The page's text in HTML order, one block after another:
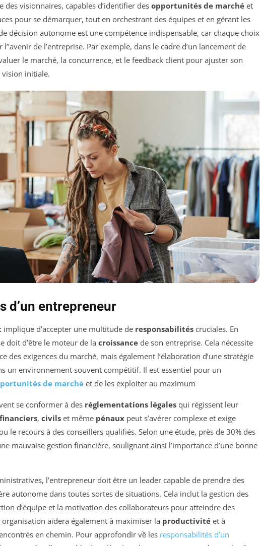
des visionnaires, capables d’identifier des opportunités de marché et
pour se démarquer, tout en orchestrant des équipes et en gérant les
décision autonome est une compétence indispensable, car chaque choix
de l’entreprise. Par exemple, dans le cadre d’un lancement de
le marché, la concurrence, et le feedback client pour ajuster son
initiale.
d’un entrepreneur
implique d’accepter une multitude de responsabilités cruciales. En
doit d’être le moteur de la croissance de son entreprise. Cela nécessite
des exigences du marché, mais également l’élaboration d’une stratégie
un environnement souvent compétitif. Il est essentiel pour un
de marchéet de les exploiter au maximum
se conformer à des réglementations légales qui régissent leur
financiers, civils et même pénaux peut s’avérer complexe et exige
le recours à des conseillers qualifiés. Selon une étude, près de 30% des
mauvaise gestion financière, soulignant ainsi l’importance d’une bonne
l’entrepreneur doit être un leader capable de prendre des
autonome dans toutes sortes de situations. Cela inclut la gestion des
d’équipe et la motivation des collaborateurs pour atteindre des
aidera également à maximiser la productivité et à
en chemin. Pour approfondir về les responsabilités d’un